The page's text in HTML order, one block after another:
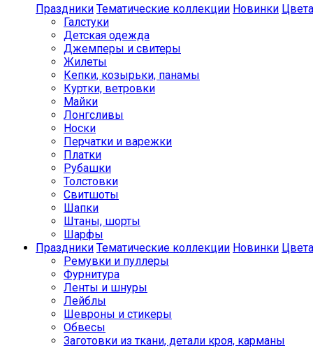
Праздники Тематические коллекции Новинки Цвета
Галстуки
Детская одежда
Джемперы и свитеры
Жилеты
Кепки, козырьки, панамы
Куртки, ветровки
Майки
Лонгсливы
Носки
Перчатки и варежки
Платки
Рубашки
Толстовки
Свитшоты
Шапки
Штаны, шорты
Шарфы
Праздники Тематические коллекции Новинки Цвета
Ремувки и пуллеры
Фурнитура
Ленты и шнуры
Лейблы
Шевроны и стикеры
Обвесы
Заготовки из ткани, детали кроя, карманы